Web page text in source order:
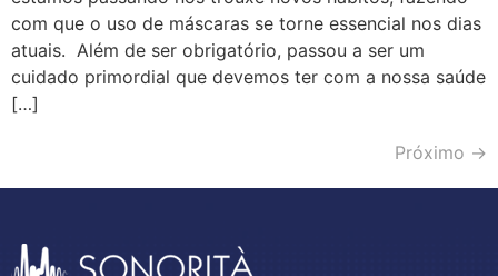
com que o uso de máscaras se torne essencial nos dias
atuais. Além de ser obrigatório, passou a ser um
cuidado primordial que devemos ter com a nossa saúde
[…]
Próximo →